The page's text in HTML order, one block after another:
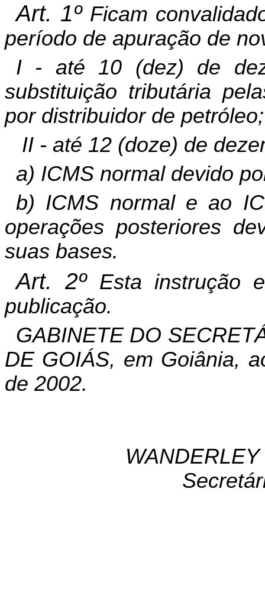
Art. 1º Ficam
período de apuração de
I - até 10 (dez) de
substituição tributária
por distribuidor de petróleo;
II - até 12 (doze) de
a) ICMS normal devido
b) ICMS normal e ao
operações posteriores
suas bases.
Art. 2º Esta instrução
publicação.
GABINETE DO
DE GOIÁS, em Goiânia,
de 2002.